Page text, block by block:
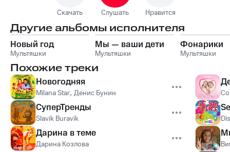
Скачать Слушать Нравится
Другие альбомы исполнителя
Новый год
Мультяшки
Мы — ваши дети
Мультяшки
Фонарики
Мультяшки
Похожие треки
Новогодняя
Milana Star, Денис Бунин
СуперТренды
Slavik Buravik
Дарина в теме
Дарина Козлова